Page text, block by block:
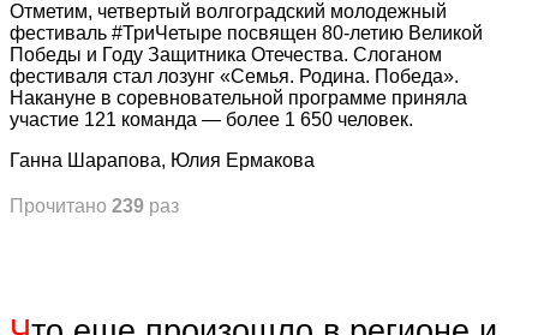
Отметим, четвертый волгоградский молодежный
фестиваль #ТриЧетыре посвящен 80-летию Великой
Победы и Году Защитника Отечества. Слоганом
фестиваля стал лозунг «Семья. Родина. Победа».
Накануне в соревновательной программе приняла
участие 121 команда — более 1 650 человек.
Ганна Шарапова, Юлия Ермакова
Прочитано 239 раз